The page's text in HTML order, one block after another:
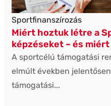
Sportfinanszírozás
Miért hoztuk létre a
képzéseket – és
sportszervezetek
A sportcélú támogatási
elmúlt években
támogatási...